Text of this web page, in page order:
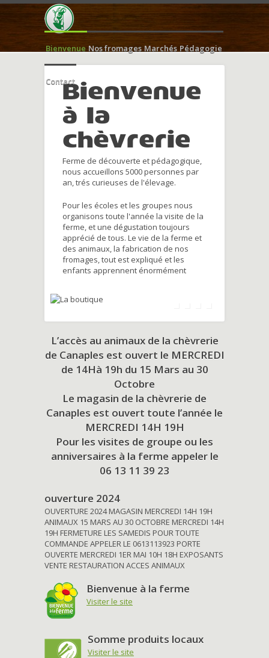
Bienvenue Nos fromages Marchés Pédagogie
ContactBienvenue
à la
chèvrerie
Ferme de découverte et pédagogique,
nous accueillons 5000 personnes par
an, trés curieuses de l'élevage.
Pour les écoles et les groupes nous
organisons toute l'année la visite de la
ferme, et une dégustation toujours
apprécié de tous. Le vie de la ferme et
des animaux, la fabrication de nos
fromages, tout est expliqué et les
enfants apprennent énormément
L’accès au animaux de la chèvrerie
de Canaples est ouvert le MERCREDI
de 14Hà 19h du 15 Mars au 30
Octobre
Le magasin de la chèvrerie de
Canaples est ouvert toute l’année le
MERCREDI 14H 19H
Pour les visites de groupe ou les
anniversaires à la ferme appeler le
06 13 11 39 23
ouverture 2024
OUVERTURE 2024 MAGASIN MERCREDI 14H 19H
ANIMAUX 15 MARS AU 30 OCTOBRE MERCREDI 14H
19H FERMETURE LES SAMEDIS POUR TOUTE
COMMANDE APPELER LE 0613113923 PORTE
OUVERTE MERCREDI 1ER MAI 10H 18H EXPOSANTS
VENTE RESTAURATION ACCES ANIMAUX
Bienvenue à la ferme
Visiter le site
Somme produits locaux
Visiter le site